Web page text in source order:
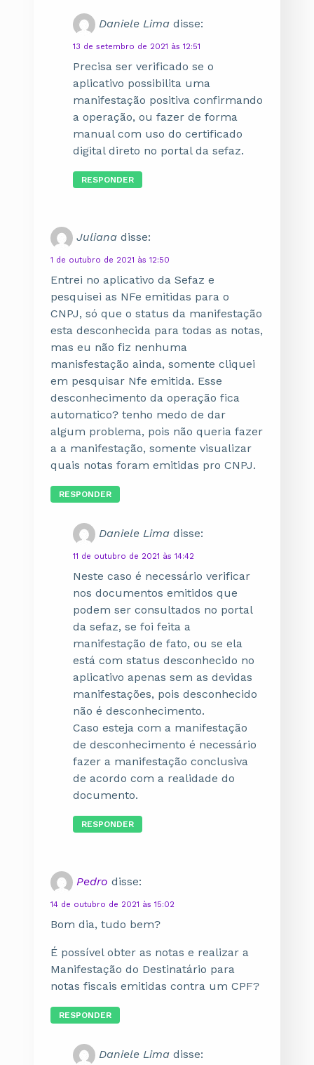
Daniele Lima disse:
13 de setembro de 2021 às 12:51
Precisa ser verificado se o
aplicativo possibilita uma
manifestação positiva confirmando
a operação, ou fazer de forma
manual com uso do certificado
digital direto no portal da sefaz.
RESPONDER
Juliana disse:
1 de outubro de 2021 às 12:50
Entrei no aplicativo da Sefaz e
pesquisei as NFe emitidas para o
CNPJ, só que o status da manifestação
esta desconhecida para todas as notas,
mas eu não fiz nenhuma
manisfestação ainda, somente cliquei
em pesquisar Nfe emitida. Esse
desconhecimento da operação fica
automatico? tenho medo de dar
algum problema, pois não queria fazer
a a manifestação, somente visualizar
quais notas foram emitidas pro CNPJ.
RESPONDER
Daniele Lima disse:
11 de outubro de 2021 às 14:42
Neste caso é necessário verificar
nos documentos emitidos que
podem ser consultados no portal
da sefaz, se foi feita a
manifestação de fato, ou se ela
está com status desconhecido no
aplicativo apenas sem as devidas
manifestações, pois desconhecido
não é desconhecimento.
Caso esteja com a manifestação
de desconhecimento é necessário
fazer a manifestação conclusiva
de acordo com a realidade do
documento.
RESPONDER
Pedro disse:
14 de outubro de 2021 às 15:02
Bom dia, tudo bem?
É possível obter as notas e realizar a
Manifestação do Destinatário para
notas fiscais emitidas contra um CPF?
RESPONDER
Daniele Lima disse: